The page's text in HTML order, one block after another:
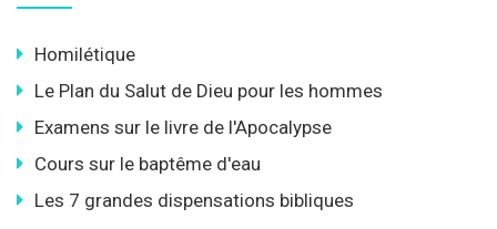
Homilétique
Le Plan du Salut de Dieu pour les hommes
Examens sur le livre de l'Apocalypse
Cours sur le baptême d'eau
Les 7 grandes dispensations bibliques